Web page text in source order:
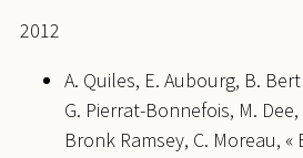
2012
A. Quiles, E. Aubourg, B.
G. Pierrat-Bonnefois, M.
Bronk Ramsey, C. Moreau,